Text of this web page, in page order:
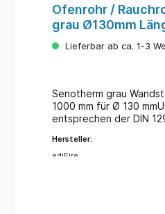
Ofenrohr /
grau Ø130mm
Lieferbar ab ca. 1-3
Senotherm grau
1000 mm für Ø 130
entsprechen der DIN
Hersteller:
ediFire